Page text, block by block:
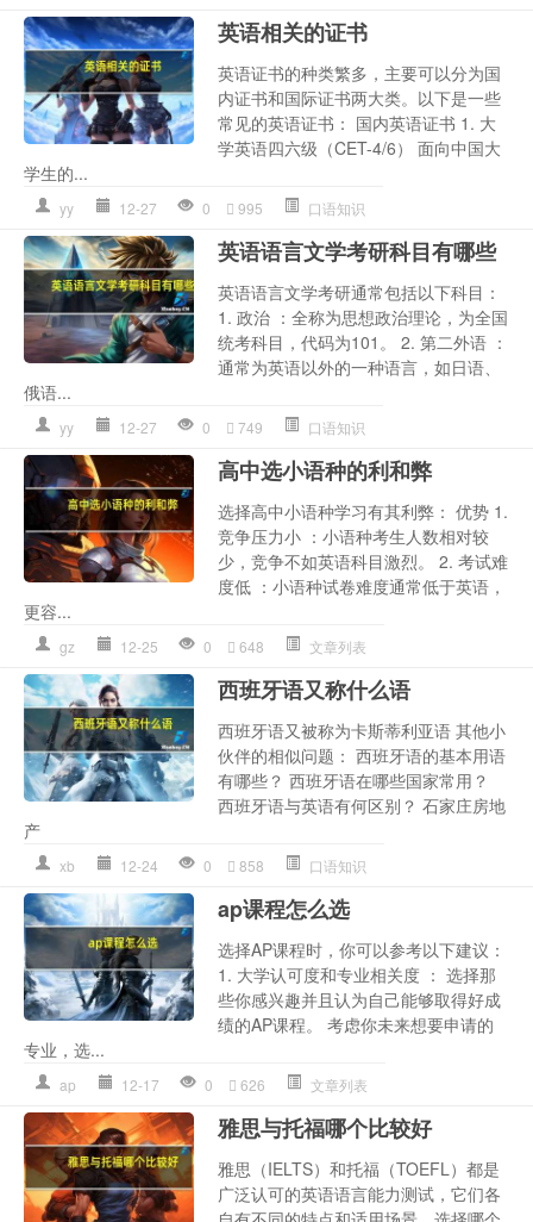
英语相关的证书
英语证书的种类繁多，主要可以分为国
内证书和国际证书两大类。以下是一些
常见的英语证书： 国内英语证书 1. 大
学英语四六级（CET-4/6） 面向中国大
学生的...
yy 12-27 0 995 口语知识
英语语言文学考研科目有哪些
英语语言文学考研通常包括以下科目：
1. 政治 ：全称为思想政治理论，为全国
统考科目，代码为101。 2. 第二外语 ：
通常为英语以外的一种语言，如日语、
俄语...
yy 12-27 0 749 口语知识
高中选小语种的利和弊
选择高中小语种学习有其利弊： 优势 1.
竞争压力小 ：小语种考生人数相对较
少，竞争不如英语科目激烈。 2. 考试难
度低 ：小语种试卷难度通常低于英语，
更容...
gz 12-25 0 648 文章列表
西班牙语又称什么语
西班牙语又被称为卡斯蒂利亚语 其他小
伙伴的相似问题： 西班牙语的基本用语
有哪些？ 西班牙语在哪些国家常用？
西班牙语与英语有何区别？ 石家庄房地
产
xb 12-24 0 858 口语知识
ap课程怎么选
选择AP课程时，你可以参考以下建议：
1. 大学认可度和专业相关度 ： 选择那
些你感兴趣并且认为自己能够取得好成
绩的AP课程。 考虑你未来想要申请的
专业，选...
ap 12-17 0 626 文章列表
雅思与托福哪个比较好
雅思（IELTS）和托福（TOEFL）都是
广泛认可的英语语言能力测试，它们各